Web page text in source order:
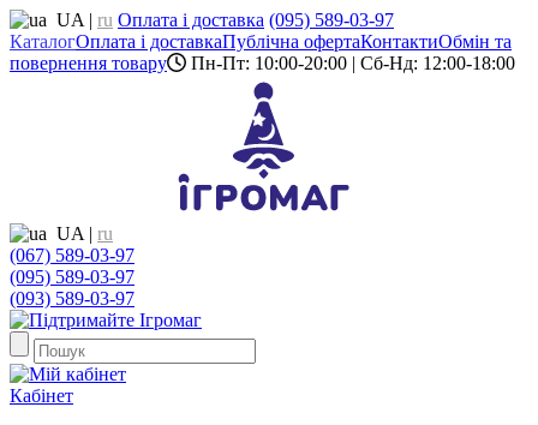
UA | ru Оплата і доставка (095) 589-03-97
КаталогОплата і доставкаПублічна офертаКонтактиОбмін та
повернення товару
Пн-Пт: 10:00-20:00 | Сб-Нд: 12:00-18:00
UA | ru
(067) 589-03-97
(095) 589-03-97
(093) 589-03-97
Кабінет